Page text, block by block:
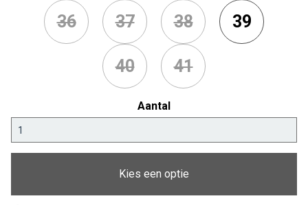
36 37 38 39
40 41
Aantal
Kies een optie